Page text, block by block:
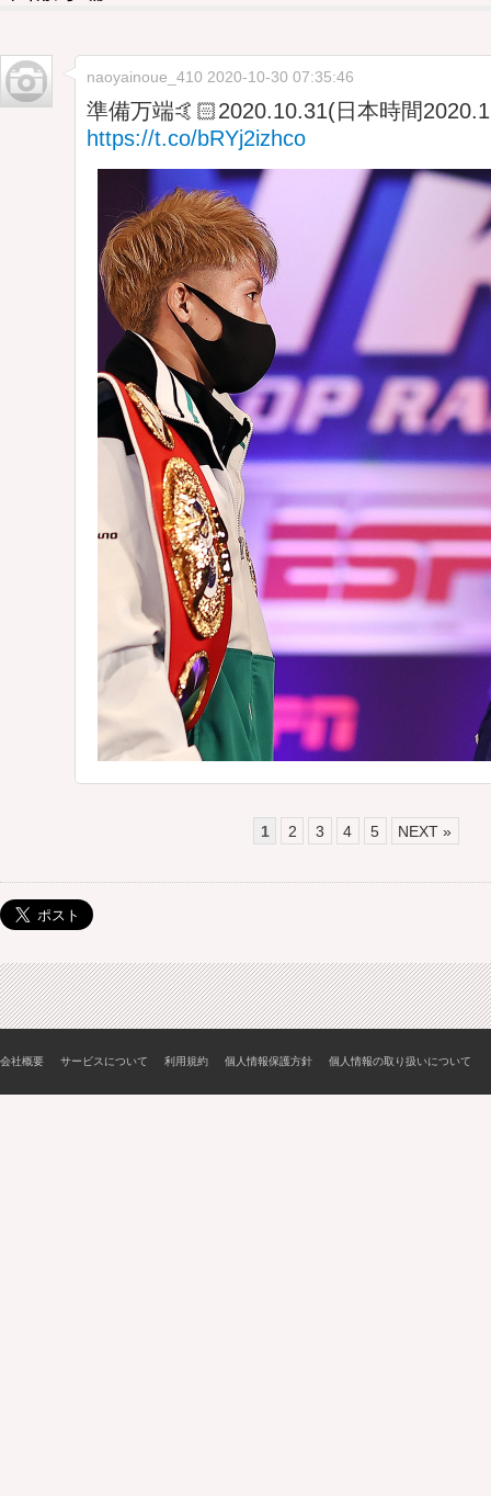
naoyainoue_410 2020-10-30 07:35:46
準備万端🤙🏻2020.10.31(日本時間
https://t.co/bRYj2izhco
1 2 3 4 5 NEXT »
会社概要 サービスについて 利用規約 個人情報保護方針 個人情報の取り扱いについて